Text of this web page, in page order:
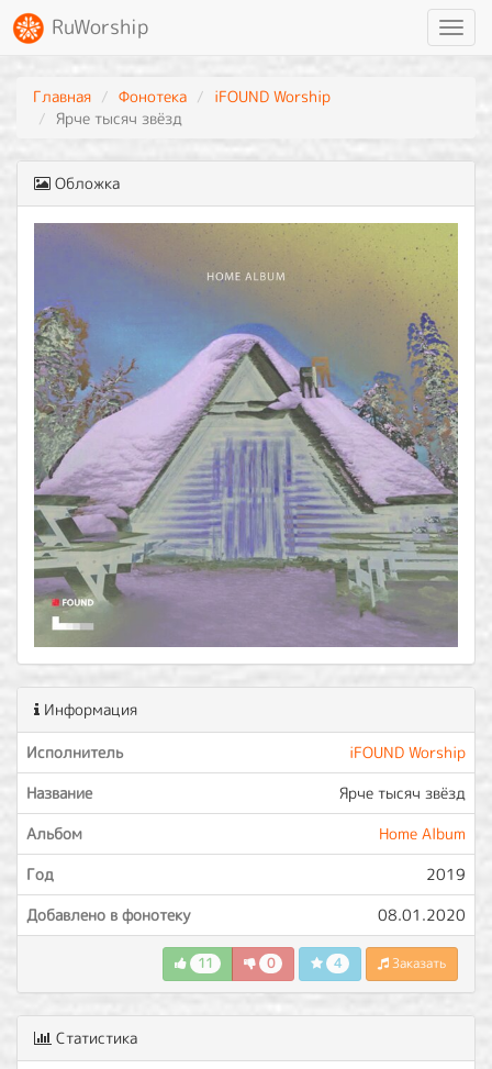
RuWorship
Главная Фонотека
iFOUND Worship
Ярче тысяч звёзд
Обложка
Информация
Исполнитель
iFOUND Worship
Название
Ярче тысяч звёзд
Альбом
Home Album
Год
2019
Добавлено в фонотеку
08.01.2020
11 0 4 Заказать
Статистика